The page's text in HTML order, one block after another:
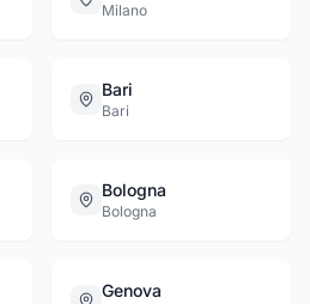
Milano
Bari
Bari
Bologna
Bologna
Genova